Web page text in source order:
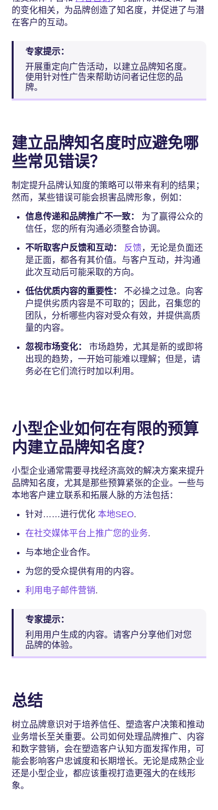
的变化相关，为品牌创造了知名度，并促进了与潜
在客户的互动。
专家提示：
开展重定向广告活动，以建立品牌知名度。
使用针对性广告来帮助访问者记住您的品
牌。
建立品牌知名度时应避免哪
些常见错误？
制定提升品牌认知度的策略可以带来有利的结果；
然而，某些错误可能会损害品牌形象，例如：
信息传递和品牌推广不一致：
为了赢得公众的
信任，您的所有沟通必须整合协调。
不听取客户反馈和互动： 反馈，无论是负面还
是正面，都各有其价值。与客户互动，并沟通
此次互动后可能采取的方向。
低估优质内容的重要性：
不必操之过急。向客
户提供劣质内容是不可取的；因此，召集您的
团队，分析哪些内容对受众有效，并提供高质
量的内容。
忽视市场变化：
市场趋势，尤其是新的或即将
出现的趋势，一开始可能难以理解；但是，请
务必在它们流行时加以利用。
小型企业如何在有限的预算
内建立品牌知名度？
小型企业通常需要寻找经济高效的解决方案来提升
品牌知名度，尤其是那些预算紧张的企业。一些与
本地客户建立联系和拓展人脉的方法包括：
针对……进行优化 本地SEO.
在社交媒体平台上推广您的业务.
与本地企业合作。
为您的受众提供有用的内容。
利用电子邮件营销.
专家提示：
利用用户生成的内容。请客户分享他们对您
品牌的体验。
总结
树立品牌意识对于培养信任、塑造客户决策和推动
业务增长至关重要。公司如何处理品牌推广、内容
和数字营销，会在塑造客户认知方面发挥作用，可
能会影响客户忠诚度和长期增长。无论是成熟企业
还是小型企业，都应该重视打造更强大的在线形
象。